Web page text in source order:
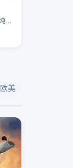
沈奕斐 谢依霖 夏之光 张纯烨 …
欧美